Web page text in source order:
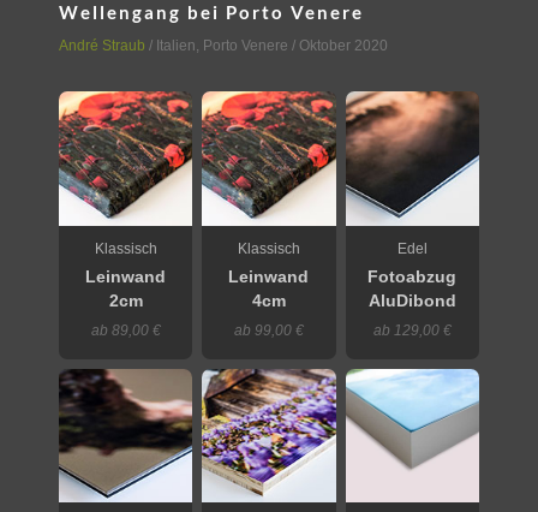
Wellengang bei Porto Venere
André Straub / Italien, Porto Venere / Oktober 2020
Klassisch
Leinwand
2cm
ab 89,00 €
Klassisch
Leinwand
4cm
ab 99,00 €
Edel
Fotoabzug
AluDibond
ab 129,00 €